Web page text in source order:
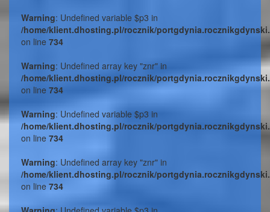
Warning: Undefined variable $p3 in
/home/klient.dhosting.pl/rocznik/
on line 734
Warning: Undefined array key "znr" in
/home/klient.dhosting.pl/rocznik/
on line 734
Warning: Undefined variable $p3 in
/home/klient.dhosting.pl/rocznik/
on line 734
Warning: Undefined array key "znr" in
/home/klient.dhosting.pl/rocznik/
on line 734